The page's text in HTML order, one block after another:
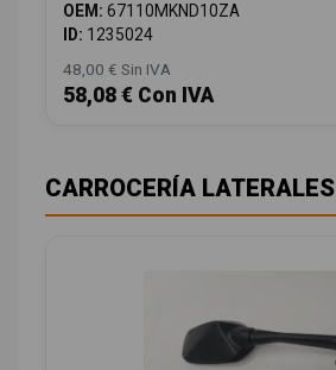
OEM: 67110MKND10ZA
ID: 1235024
48,00 € Sin IVA
58,08 € Con IVA
CARROCERÍA LATERALES